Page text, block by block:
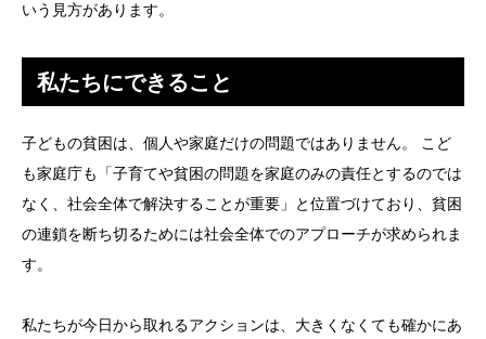
いう見方があります。
私たちにできること
子どもの貧困は、個人や家庭だけの問題ではありません。 こど
も家庭庁も「子育てや貧困の問題を家庭のみの責任とするのでは
なく、社会全体で解決することが重要」と位置づけており、貧困
の連鎖を断ち切るためには社会全体でのアプローチが求められま
す。
私たちが今日から取れるアクションは、大きくなくても確かにあ